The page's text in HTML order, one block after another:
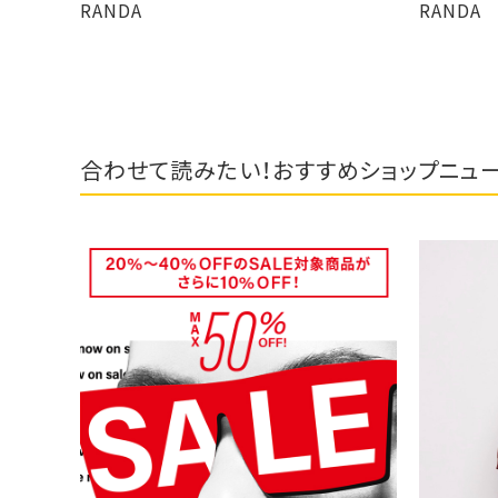
RANDA RANDA
合わせて読みたい！おすすめショップニュ